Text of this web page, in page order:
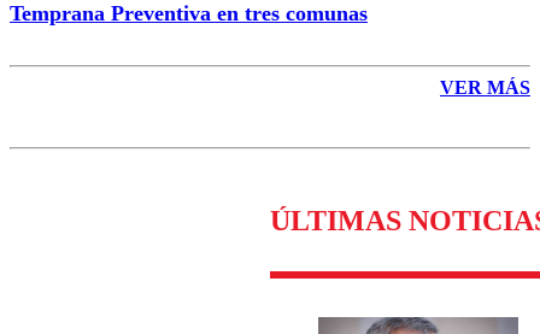
Temprana Preventiva en tres comunas
VER MÁS
ÚLTIMAS